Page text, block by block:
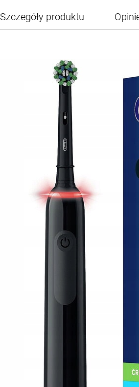
Szczegóły produktu